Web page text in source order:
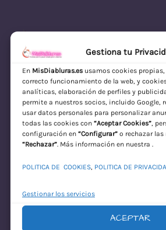
Gestiona tu
En MisDiabluras.esusamos cookies propias,
correcto funcionamiento de la web, y
analíticas, elaboración de perfiles y
permite a nuestros socios, incluido Google,
usar datos personales para personalizar
todas las cookies con “Aceptar Cookies”,
configuración en “Configurar”o rechazar las
“Rechazar”. Más información en nuestra .
POLITICA DE COOKIES, POLITICA DE
Gestionar los servicios
ACEPTAR
MisDiabluras | Sexshop
Discreto en España
Acceder